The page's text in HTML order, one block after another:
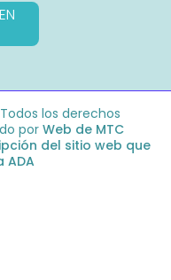
los derechos
por Web de MTC
del sitio web que
ADA